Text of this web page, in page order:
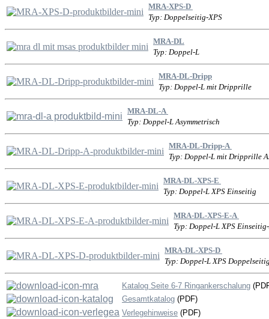
MRA-XPS-D
Typ: Doppelseitig-XPS
MRA-DL
Typ: Doppel-L
MRA-DL-Dripp
Typ: Doppel-L mit Dripprille
MRA-DL-A
Typ: Doppel-L Asymmetrisch
MRA-DL-Dripp-A
Typ: Doppel-L mit Dripprille
MRA-DL-XPS-E
Typ: Doppel-L XPS Einseitig
MRA-DL-XPS-E-A
Typ: Doppel-L XPS
MRA-DL-XPS-D
Typ: Doppel-L XPS
Katalog Seite 6-7 Ringankerschalung
Gesamtkatalog (PDF)
Verlegehinweise (PDF)